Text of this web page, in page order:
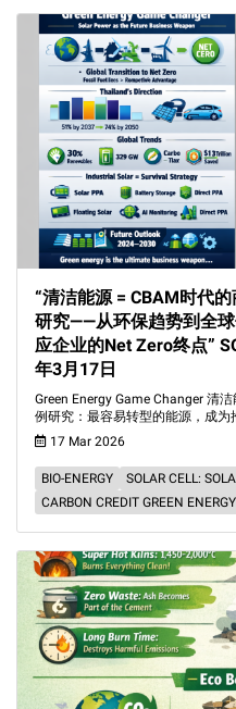
“清洁能源 = CBAM时代
研究——从环保趋势到全
应企业的Net Zero终点”
年3月17日
Green Energy Game Changer 清
例研究：最容易转型的能源，成为
17 Mar 2026
BIO-ENERGY SOLAR CELL:
CARBON CREDIT GREEN ENERGY